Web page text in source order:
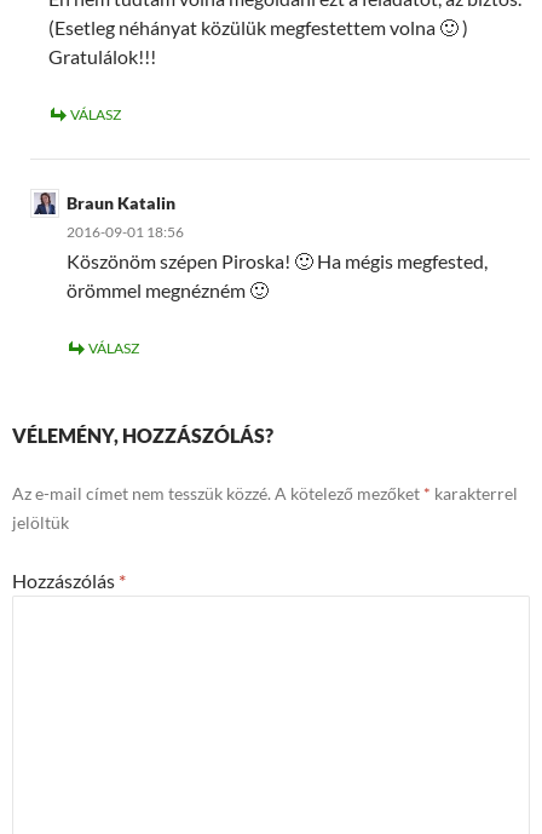
(Esetleg néhányat közülük megfestettem volna 🙂 )
Gratulálok!!!
VÁLASZ
Braun Katalin
2016-09-01 18:56
Köszönöm szépen Piroska! 🙂 Ha mégis megfested,
örömmel megnézném 🙂
VÁLASZ
VÉLEMÉNY, HOZZÁSZÓLÁS?
Az e-mail címet nem tesszük közzé. A kötelező mezőket * karakterrel
jelöltük
Hozzászólás *